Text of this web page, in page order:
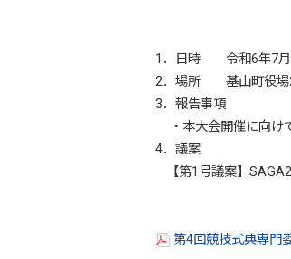
1．日時 令和6年7月
2．場所 基山町役場
3．報告事項
・本大会開催に向け
4．議案
【第1号議案】
第4回競技式典専門